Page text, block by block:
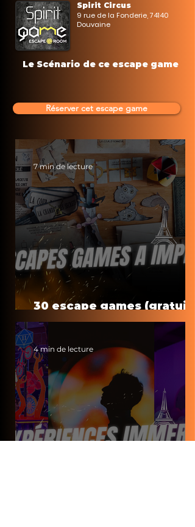
Spirit Circus
9 rue de la Fonderie, 74140
Douvaine
Le Scénario de ce escape game
30 escape games
à faire à la maison
7 min de lecture
4 min de lecture
Réserver cet escape game